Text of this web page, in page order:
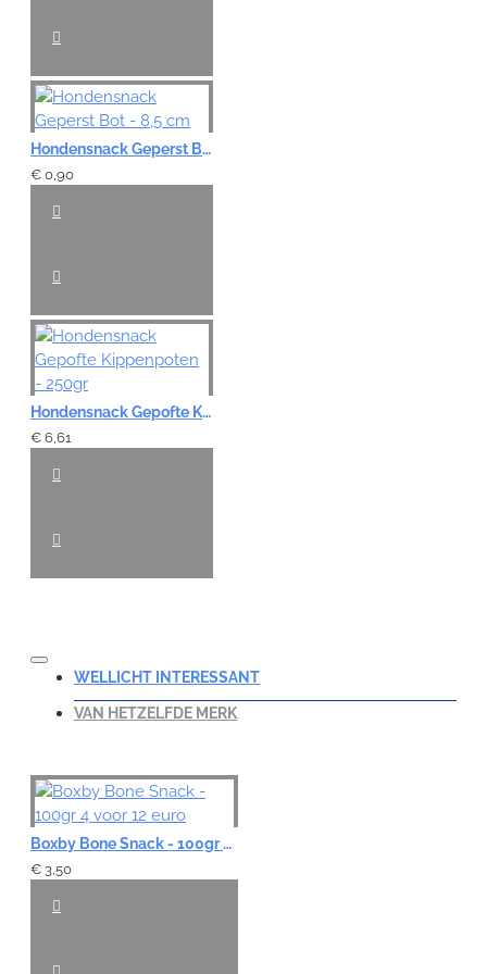
Hondensnack Geperst Bot - 8,5 cm
€ 0,90
Hondensnack Gepofte Kippenpoten - 250gr
€ 6,61
WELLICHT INTERESSANT
VAN HETZELFDE MERK
Boxby Bone Snack - 100gr 4 voor 12 euro
€ 3,50